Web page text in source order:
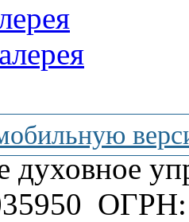
духовное
ОГРН: